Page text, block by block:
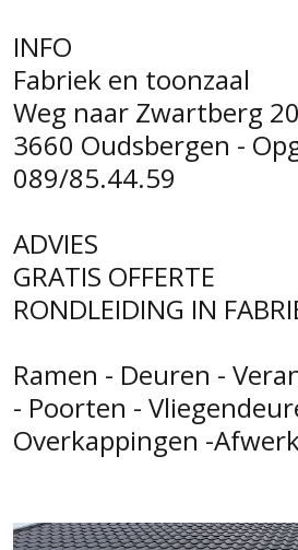
INFO
Fabriek en toonzaal
Weg naar Zwartberg
3660 Oudsbergen -
089/85.44.59
ADVIES
GRATIS OFFERTE
RONDLEIDING IN
Ramen - Deuren -
- Poorten -
Overkappingen -